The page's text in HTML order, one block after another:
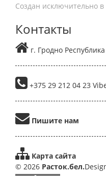
Создан исключительно
Контакты
г. Гродно
+375 29 212 04 23
Пишите нам
Карта сайта
© 2026 Расток.бел.